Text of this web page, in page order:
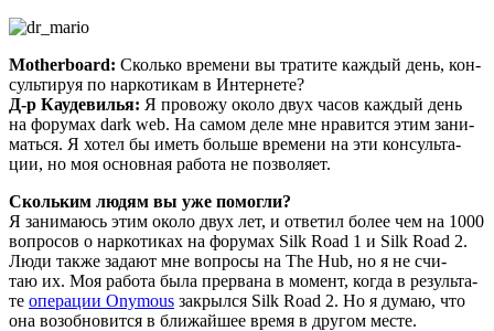
Motherboard: Сколь­ко вре­ме­ни вы тра­ти­те каж­дый день, кон­
суль­ти­руя по нар­ко­ти­кам в Интернете?
Д‑р Кауде­ви­лья: Я про­во­жу око­ло двух часов каж­дый день
на фору­мах dark web. На самом деле мне нра­вит­ся этим зани­
мать­ся. Я хотел бы иметь боль­ше вре­ме­ни на эти кон­суль­та­
ции, но моя основ­ная рабо­та не позволяет.
Сколь­ким людям вы уже помогли?
Я зани­ма­юсь этим око­ло двух лет, и отве­тил более чем на 1000
вопро­сов о нар­ко­ти­ках на фору­мах Silk Road 1 и Silk Road 2.
Люди так­же зада­ют мне вопро­сы на The Hub, но я не счи­
таю их. Моя рабо­та была пре­рва­на в момент, когда в резуль­та­
те опе­ра­ции Onymous закрыл­ся Silk Road 2. Но я думаю, что
она воз­об­но­вит­ся в бли­жай­шее вре­мя в дру­гом месте.